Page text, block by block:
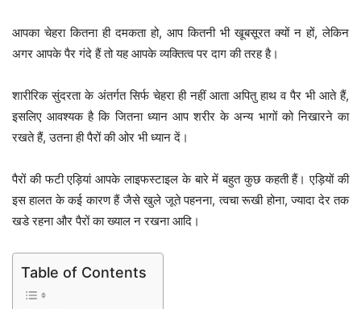
आपका चेहरा कितना ही दमकता हो, आप कितनी भी खूबसूरत क्यों न हों, लेकिन
अगर आपके पैर गंदे हैं तो यह आपके व्यक्तित्व पर दाग की तरह है।
शारीरिक सुंदरता के अंतर्गत सिर्फ चेहरा ही नहीं आता अपितु हाथ व पैर भी आते हैं,
इसलिए आवश्यक है कि जितना ध्यान आप शरीर के अन्य भागों को निखारने का
रखते हैं, उतना ही पैरों की ओर भी ध्यान दें।
पैरों की फटी एड़ियां आपके लाइफस्टाइल के बारे में बहुत कुछ कहती हैं। एड़ियों की
इस हालत के कई कारण हैं जैसे खुले जूते पहनना, त्वचा रूखी होना, ज्यादा देर तक
खडे रहना और पैरों का ख्याल न रखना आदि।
Table of Contents